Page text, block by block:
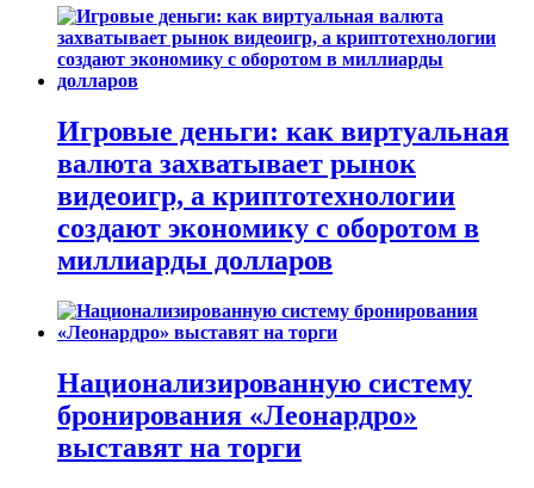
Игровые деньги: как виртуальная
валюта захватывает рынок
видеоигр, а криптотехнологии
создают экономику с оборотом в
миллиарды долларов
Национализированную систему
бронирования «Леонардро»
выставят на торги